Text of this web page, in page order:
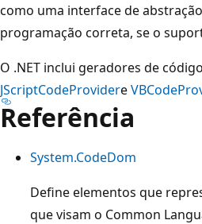
como uma interface de
programação correta, se o
O .NET inclui geradores de
JScriptCodeProvidere
Referência
System.CodeDom
Define elementos que
que visam o Common